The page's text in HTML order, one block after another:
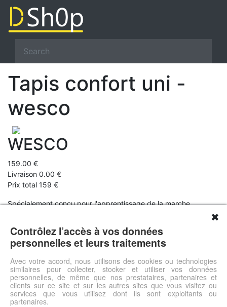
Tapis confort uni -
wesco
WESCO
159.00 €
Livraison 0.00 €
Prix total 159 €
Spécialement conçu pour l'apprentissage de la marche
Voir l'offre
© DSh0p 2026 -Accueil -Mentions légales
✖
Contrôlez l’accès à vos données
personnelles et leurs traitements
Avec votre accord, nous utilisons des cookies ou technologies
similaires pour collecter, stocker et utiliser vos données
personnelles, de même que nos prestataires, partenaires et
clients sur ce site et sur les autres sites que vous visitez ou
services que vous utilisez dont ils sont exploitants ou
partenaires.